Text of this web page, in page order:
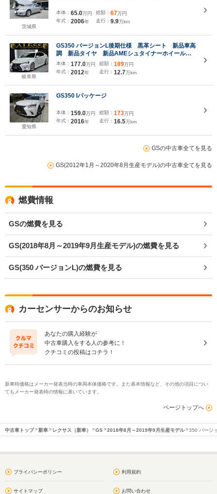
茨城県
本体： 65.0万円
年式： 2006年
総額： 67万円
走行： 9.9万km
岐阜県
GS350 バージョンL後期仕様 黒革シート 新品車高
調 新品タイヤ 新品AMEシュタイナーホイール
Bluetoothオーディオ対応 後期ヘッド 後期テー
ル 後期バンパー スマートキープッシュスタート
パワーシート シートヒーター
本体： 177.0万円
年式： 2012年
総額： 189万円
走行： 12.7万km
愛知県
GS350 Iパッケージ
本体： 159.0万円
年式： 2016年
総額： 173万円
走行： 16.5万km
GSの中古車全てを見る
GS(2012年1月～2020年8月生産モデル)の中古車全てを見る
燃費情報
GSの燃費を見る
GS(2018年8月～2019年9月生産モデル)の燃費を見る
GS(350 バージョンL)の燃費を見る
カーセンサーからのお知らせ
あなたの購入経験が
中古車購入をする人の参考に！
クチコミの投稿はコチラ！
新車時価格はメーカー発表当時の車両本体価格です。また基本情報など、その他の項目につい
てもメーカー発表時の情報に基いています。
ページトップへ
中古車トップ 新車 レクサス（新車） GS 2018年8月～2019年9月生産モデル 350 バージ
プライバシーポリシー 利用規約
サイトマップ お問い合わせ